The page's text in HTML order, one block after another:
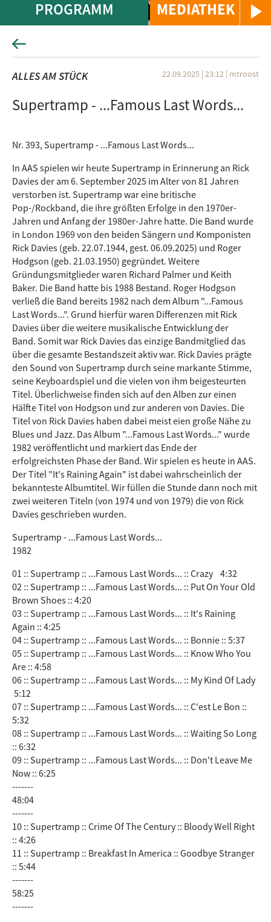
MEDIATHEK
PROGRAMM
ALLES AM STÜCK 22.09.2025 | 23:12 | mtroost
Supertramp - ...Famous Last Words...
Nr. 393, Supertramp - ...Famous Last Words...
In AAS spielen wir heute Supertramp in Erinnerung an Rick
Davies der am 6. September 2025 im Alter von 81 Jahren
verstorben ist. Supertramp war eine britische
Pop-/Rockband, die ihre größten Erfolge in den 1970er-
Jahren und Anfang der 1980er-Jahre hatte. Die Band wurde
in London 1969 von den beiden Sängern und Komponisten
Rick Davies (geb. 22.07.1944, gest. 06.09.2025) und Roger
Hodgson (geb. 21.03.1950) gegründet. Weitere
Gründungsmitglieder waren Richard Palmer und Keith
Baker. Die Band hatte bis 1988 Bestand. Roger Hodgson
verließ die Band bereits 1982 nach dem Album "...Famous
Last Words...". Grund hierfür waren Differenzen mit Rick
Davies über die weitere musikalische Entwicklung der
Band. Somit war Rick Davies das einzige Bandmitglied das
über die gesamte Bestandszeit aktiv war. Rick Davies prägte
den Sound von Supertramp durch seine markante Stimme,
seine Keyboardspiel und die vielen von ihm beigesteurten
Titel. Überlichweise finden sich auf den Alben zur einen
Hälfte Titel von Hodgson und zur anderen von Davies. Die
Titel von Rick Davies haben dabei meist eien große Nähe zu
Blues und Jazz. Das Album "...Famous Last Words..." wurde
1982 veröffentlicht und markiert das Ende der
erfolgreichsten Phase der Band. Wir spielen es heute in AAS.
Der Titel "It's Raining Again" ist dabei wahrscheinlich der
bekannteste Albumtitel. Wir füllen die Stunde dann noch mit
zwei weiteren Titeln (von 1974 und von 1979) die von Rick
Davies geschrieben wurden.
Supertramp - ...Famous Last Words...
1982
01 :: Supertramp :: ...Famous Last Words... :: Crazy 4:32
02 :: Supertramp :: ...Famous Last Words... :: Put On Your Old
Brown Shoes :: 4:20
03 :: Supertramp :: ...Famous Last Words... :: It's Raining
Again :: 4:25
04 :: Supertramp :: ...Famous Last Words... :: Bonnie :: 5:37
05 :: Supertramp :: ...Famous Last Words... :: Know Who You
Are :: 4:58
06 :: Supertramp :: ...Famous Last Words... :: My Kind Of Lady
5:12
07 :: Supertramp :: ...Famous Last Words... :: C'est Le Bon ::
5:32
08 :: Supertramp :: ...Famous Last Words... :: Waiting So Long
:: 6:32
09 :: Supertramp :: ...Famous Last Words... :: Don't Leave Me
Now :: 6:25
-------
48:04
-------
10 :: Supertramp :: Crime Of The Century :: Bloody Well Right
:: 4:26
11 :: Supertramp :: Breakfast In America :: Goodbye Stranger
:: 5:44
-------
58:25
-------